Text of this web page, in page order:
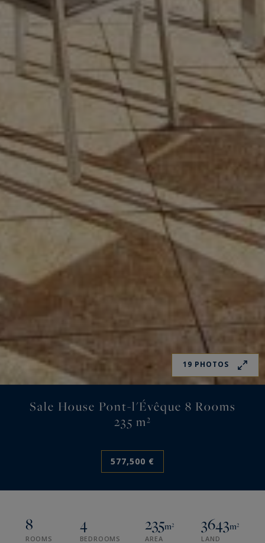
19 PHOTOS
Sale House Pont-l'Évêque 8 Rooms
235 m²
577,500 €
8
ROOMS
4
BEDROOMS
235m²
AREA
3643m²
LAND